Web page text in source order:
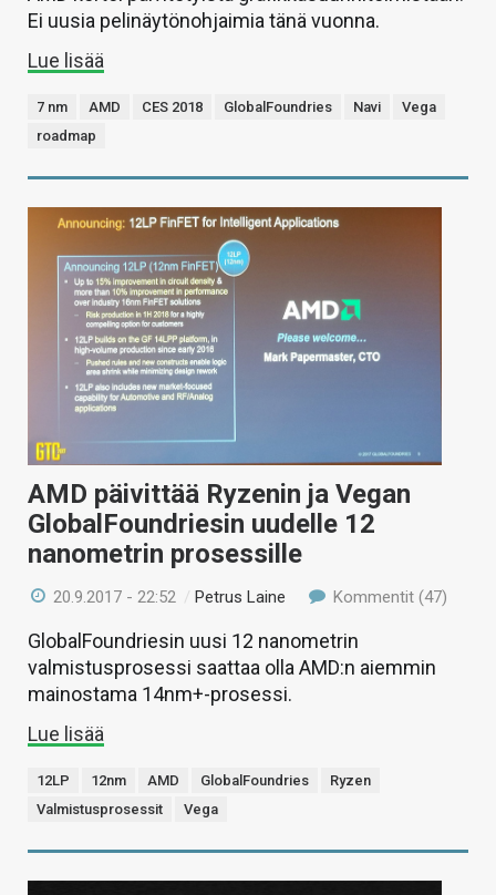
Ei uusia pelinäytönohjaimia tänä vuonna.
Lue lisää
7 nm AMD CES 2018 GlobalFoundries Navi
Vega
roadmap
AMD päivittää Ryzenin ja Vegan
GlobalFoundriesin uudelle 12
nanometrin prosessille
20.9.2017 - 22:52 /Petrus Laine Kommentit (47)
GlobalFoundriesin uusi 12 nanometrin
valmistusprosessi saattaa olla AMD:n aiemmin
mainostama 14nm+-prosessi.
Lue lisää
12LP 12nm AMD GlobalFoundries
Ryzen
Valmistusprosessit
Vega